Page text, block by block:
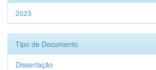
2023
Tipo de Documento
Dissertação